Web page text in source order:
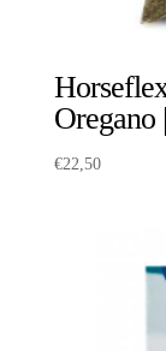
Oregano
€22,50